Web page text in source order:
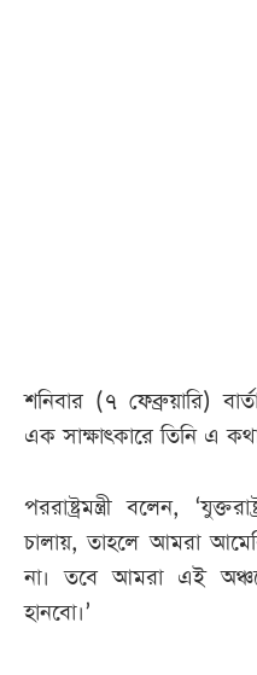
পেপার
শনিবার (৭ ফেব্রুয়ারি)
এক সাক্ষাৎকারে তিনি এ
পররাষ্ট্রমন্ত্রী বলেন,
চালায়, তাহলে আমরা
না। তবে আমরা এই
হানবো।’